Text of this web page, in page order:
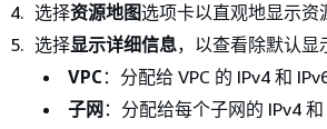
选择资源地图选项卡以直观地显示资
选择显示详细信息，以查看除默认显
VPC ：分配给 VPC 的 IPv4 和
子网 ：分配给每个子网的 IPv4 和